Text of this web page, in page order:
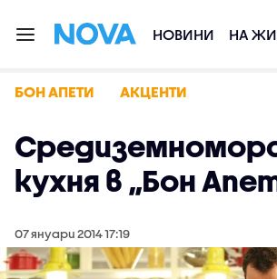
НОВИНИ НА
БОН АПЕТИ АКЦЕНТИ
кухня в „Бон
07 януари 2014 17:19